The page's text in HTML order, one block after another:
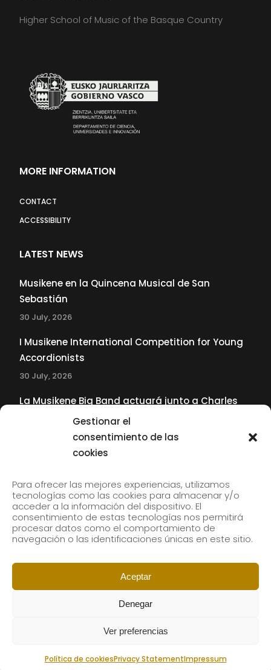
Gestionar el
consentimiento de las
cookies
Para ofrecer las mejores experiencias, utilizamos
tecnologías como las cookies para almacenar y/o
acceder a la información del dispositivo. El
consentimiento de estas tecnologías nos permitirá
procesar datos como el comportamiento de
navegación o las identificaciones únicas en este sitio.
Aceptar
Denegar
Ver preferencias
Política de cookiesPrivacy StatementImpressum
Higher School of Music of the Basque Country
MORE INFORMATION
CONTACT
ACCESSIBILITY
LATEST NEWS
Musikene en la Quincena Musical de San
Sebastián
30 July, 2026
I Musikene International Competition for Young
Accordionists
30 July, 2026
La Musikene Big Band actuará junto a Charles
Tolliver en el 61 Jazzaldia
Subscribe to our newsletter to receive our news by
email.